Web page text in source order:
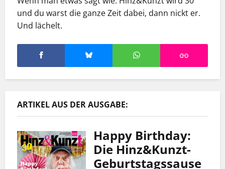
und du warst die ganze Zeit dabei, dann nickt er.
Und lächelt.
ARTIKEL AUS DER AUSGABE:
Happy Birthday:
Die Hinz&Kunzt-
Geburtstagssause